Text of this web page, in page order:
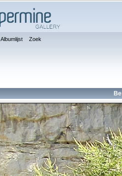
Albumlijst Zoek